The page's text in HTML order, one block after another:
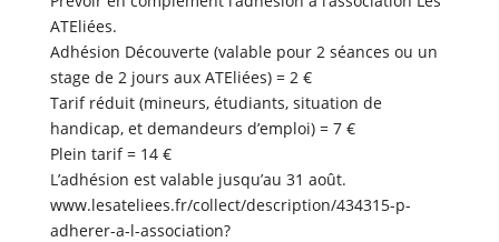
ATEliées.
Adhésion Découverte (valable pour 2 séances ou un
stage de 2 jours aux ATEliées) = 2 €
Tarif réduit (mineurs, étudiants, situation de
handicap, et demandeurs d’emploi) = 7 €
Plein tarif = 14 €
L’adhésion est valable jusqu’au 31 août.
www.lesateliees.fr/collect/description/434315-p-
adherer-a-l-association?